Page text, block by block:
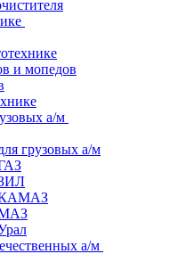
и мопедов
а/м
грузовых а/м
ЗИЛ
КАМАЗ
МАЗ
а/м